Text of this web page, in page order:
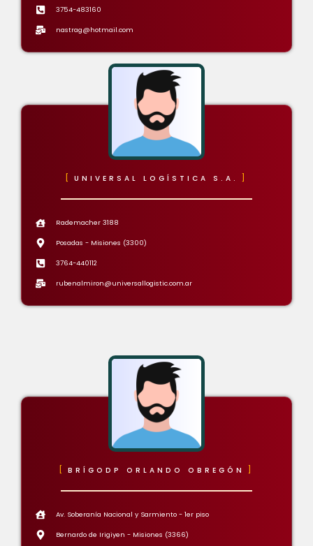
3754-483160
nastrag@hotmail.com
UNIVERSAL LOGÍSTICA S.A.
Rademacher 3188
Posadas - Misiones (3300)
3764-440112
rubenalmiron@universallogistic.com.ar
BRÍGODP ORLANDO OBREGÓN
Av. Soberanía Nacional y Sarmiento - 1er piso
Bernardo de Irigiyen - Misiones (3366)